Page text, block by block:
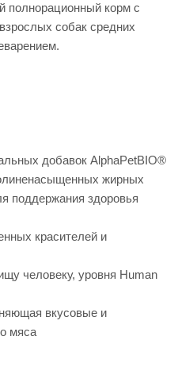
полнорационный корм с
собак средних
добавок AlphaPetBIO®
жирных
поддержания здоровья
красителей и
человеку, уровня Human
вкусовые и
мяса